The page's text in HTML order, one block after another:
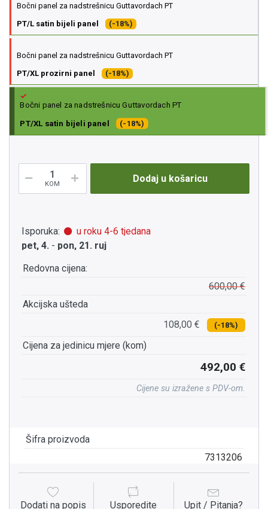
Bočni panel za nadstrešnicu Guttavordach PT
PT/L satin bijeli panel
(-18%)
Bočni panel za nadstrešnicu Guttavordach PT
PT/XL prozirni panel
(-18%)
Bočni panel za nadstrešnicu Guttavordach PT
PT/XL satin bijeli panel
(-18%)
Šifra proizvoda
7313206
KOM Dodaj u košaricu
Isporuka:
u roku 4-6 tjedana
pet, 4. - pon, 21. ruj
Redovna cijena:
600,00 €
Akcijska ušteda
108,00 €
(-18%)
Cijena za jedinicu mjere (kom)
492,00 €
Cijene su izražene s PDV-om.
Dodati na popis Usporedite Upit / Pitanja?